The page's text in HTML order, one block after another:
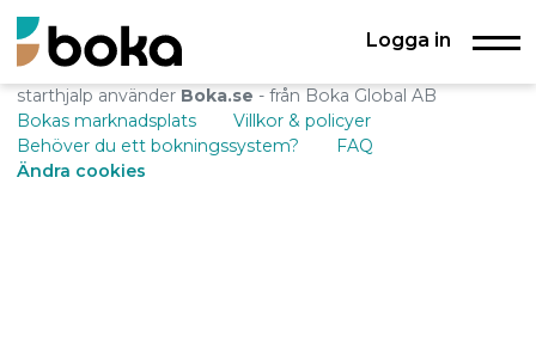
Logga in
starthjalp använder Boka.se - från Boka Global AB
Bokas marknadsplats
Villkor & policyer
Behöver du ett bokningssystem?
FAQ
Ändra cookies